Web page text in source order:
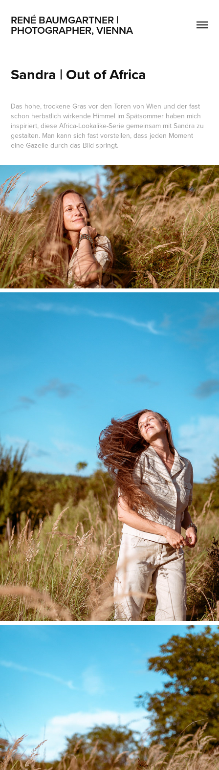
RENÉ BAUMGARTNER |
PHOTOGRAPHER, VIENNA
Sandra | Out of Africa
Das hohe, trockene Gras vor den Toren von Wien und der fast
schon herbstlich wirkende Himmel im Spätsommer haben mich
inspiriert, diese Africa-Lookalike-Serie gemeinsam mit Sandra zu
gestalten. Man kann sich fast vorstellen, dass jeden Moment
eine Gazelle durch das Bild springt.